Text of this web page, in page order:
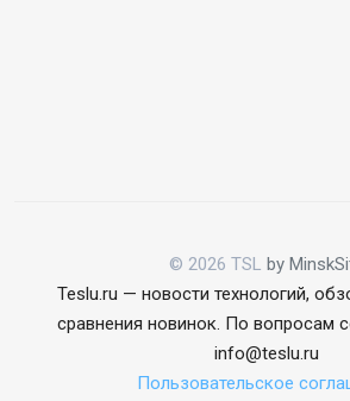
© 2026 TSL by
Teslu.ru — новости технологий,
сравнения новинок. По вопросам
info@teslu.ru
Пользовательское